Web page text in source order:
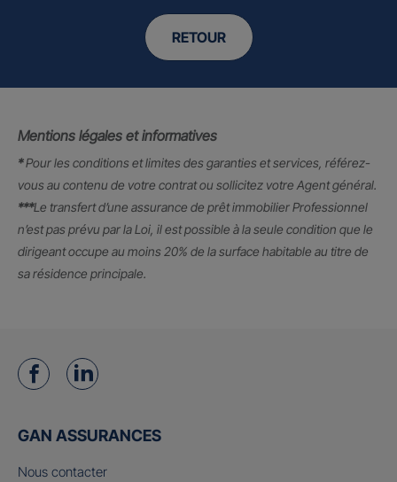
RETOUR
Mentions légales et informatives
*Pour les conditions et limites des garanties et services, référez-
vous au contenu de votre contrat ou sollicitez votre Agent général.
***Le transfert d’une assurance de prêt immobilier Professionnel
n’est pas prévu par la Loi, il est possible à la seule condition que le
dirigeant occupe au moins 20% de la surface habitable au titre de
sa résidence principale.
GAN ASSURANCES
Nous contacter